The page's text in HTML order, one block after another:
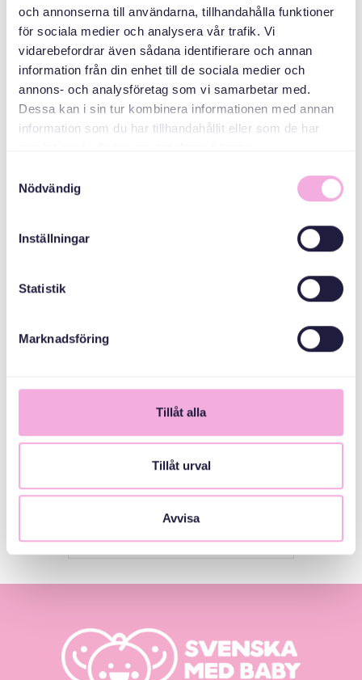
och annonserna till användarna, tillhandahålla funktioner
för sociala medier och analysera vår trafik. Vi
vidarebefordrar även sådana identifierare och annan
information från din enhet till de sociala medier och
annons- och analysföretag som vi samarbetar med.
Dessa kan i sin tur kombinera informationen med annan
information som du har tillhandahållit eller som de har
Nödvändig
Inställningar
Statistik
Marknadsföring
Tillåt alla
Tillåt urval
Avvisa
KATEGORILER
Mötesplats -
Welcome house
ORGANIZATÖR
bokningen@svenskamedbaby.se
ORTAK
ORGANIZATÖRLER
Stockholms Stad